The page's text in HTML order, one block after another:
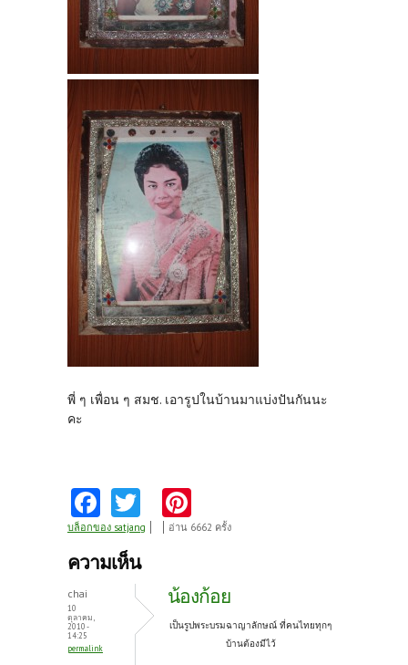
พี่ ๆ เพื่อน ๆ สมช. เอารูปในบ้านมาแบ่งปันกันนะ
คะ
Fa
ce
b
k
w
itt
nt
es
t
บล็อกของ satjang อ่าน 6662 ครั้ง
ความเห็น
chai
10
ตุลาคม,
2010 -
14:25
permalink
น้องก้อย
เป็นรูปพระบรมฉาญาลักษณ์ ที่คนไทยทุกๆ
บ้านต้องมีไว้